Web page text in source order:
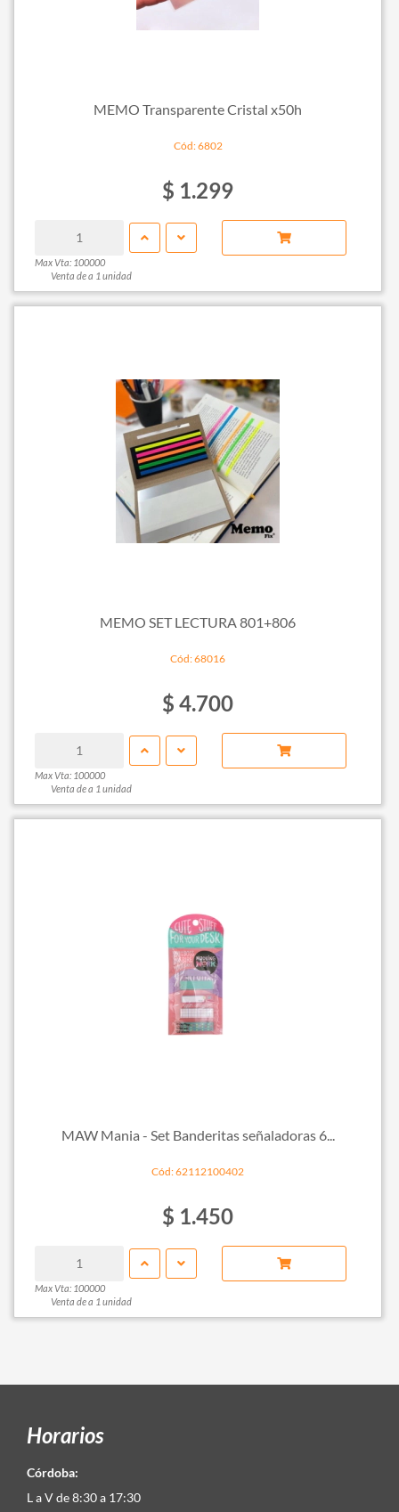
MEMO Transparente Cristal x50h
Cód: 6802
$ 1.299
Max Vta: 100000
Venta de a 1 unidad
MEMO SET LECTURA 801+806
Cód: 68016
$ 4.700
Max Vta: 100000
Venta de a 1 unidad
MAW Mania - Set Banderitas señaladoras 6...
Cód: 62112100402
$ 1.450
Max Vta: 100000
Venta de a 1 unidad
Horarios
Córdoba:
L a V de 8:30 a 17:30